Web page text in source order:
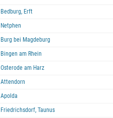
Bedburg, Erft
Netphen
Burg bei Magdeburg
Bingen am Rhein
Osterode am Harz
Attendorn
Apolda
Friedrichsdorf, Taunus